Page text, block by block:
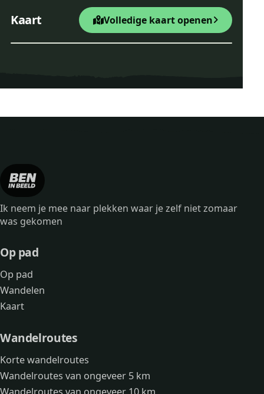
Kaart Volledige kaart openen
Startpunt Wandelroute
−
Ik neem je mee naar plekken waar je zelf niet zomaar
was gekomen
Op pad
Op pad
Wandelen
Kaart
Wandelroutes
Korte wandelroutes
Wandelroutes van ongeveer 5 km